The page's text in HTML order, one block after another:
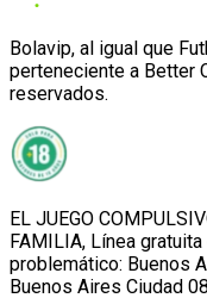
Bolavip, al igual que
perteneciente a Better
reservados.
EL JUEGO
FAMILIA, Línea
problemático: Buenos
Buenos Aires Ciudad